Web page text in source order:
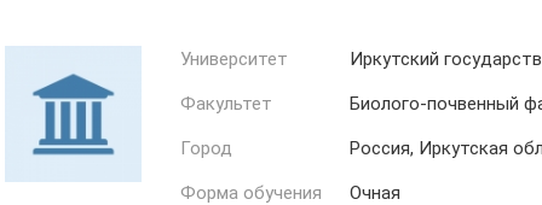
Университет Иркутский
Факультет Биолого-почвенный
Город Россия, Иркутская
Форма обучения Очная